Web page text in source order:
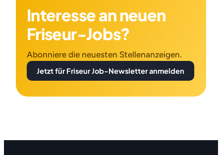
Interesse an neuen
Friseur-Jobs?
Abonniere die neuesten Stellenanzeigen.
Jetzt für Friseur Job-Newsletter anmelden